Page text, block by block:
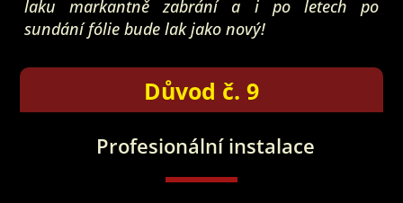
laku markantně zabrání a i po letech po
sundání fólie bude lak jako nový!
Důvod č. 9
Profesionální instalace